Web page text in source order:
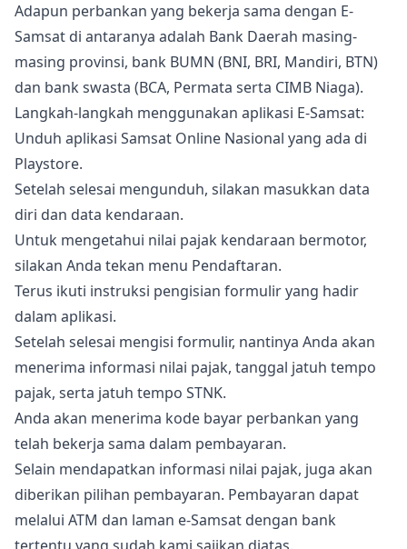
Adapun perbankan yang bekerja sama dengan E-
Samsat di antaranya adalah Bank Daerah masing-
masing provinsi, bank BUMN (BNI, BRI, Mandiri, BTN)
dan bank swasta (BCA, Permata serta CIMB Niaga).
Langkah-langkah menggunakan aplikasi E-Samsat:
Unduh aplikasi Samsat Online Nasional yang ada di
Playstore.
Setelah selesai mengunduh, silakan masukkan data
diri dan data kendaraan.
Untuk mengetahui nilai pajak kendaraan bermotor,
silakan Anda tekan menu Pendaftaran.
Terus ikuti instruksi pengisian formulir yang hadir
dalam aplikasi.
Setelah selesai mengisi formulir, nantinya Anda akan
menerima informasi nilai pajak, tanggal jatuh tempo
pajak, serta jatuh tempo STNK.
Anda akan menerima kode bayar perbankan yang
telah bekerja sama dalam pembayaran.
Selain mendapatkan informasi nilai pajak, juga akan
diberikan pilihan pembayaran. Pembayaran dapat
melalui ATM dan laman e-Samsat dengan bank